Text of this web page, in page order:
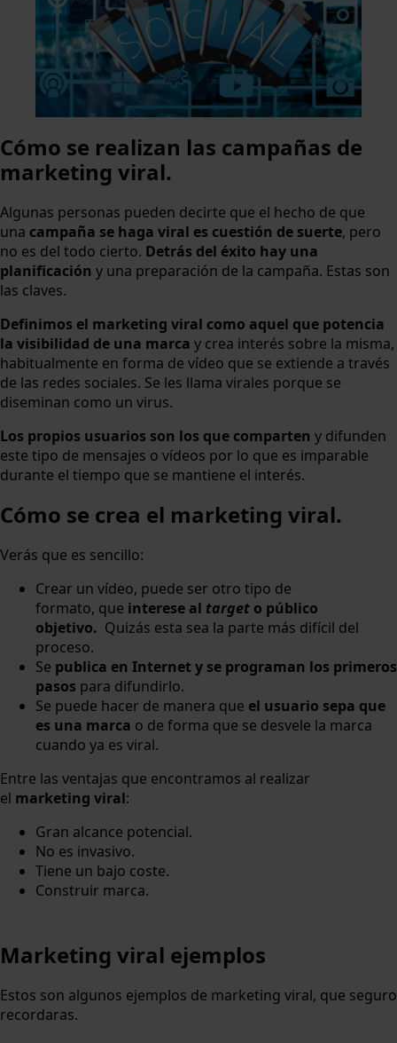
Cómo se realizan las campañas de
marketing viral.
Algunas personas pueden decirte que el hecho de que
una campaña se haga viral es cuestión de suerte, pero
no es del todo cierto. Detrás del éxito hay una
planificación y una preparación de la campaña. Estas son
las claves.
Definimos el marketing viral como aquel que potencia
la visibilidad de una marca y crea interés sobre la misma,
habitualmente en forma de vídeo que se extiende a través
de las redes sociales. Se les llama virales porque se
diseminan como un virus.
Los propios usuarios son los que comparten y difunden
este tipo de mensajes o vídeos por lo que es imparable
durante el tiempo que se mantiene el interés.
Cómo se crea el marketing viral.
Verás que es sencillo:
Crear un vídeo, puede ser otro tipo de
formato, que interese al target o público
objetivo. Quizás esta sea la parte más difícil del
proceso.
Se publica en Internet y se programan los primeros
pasos para difundirlo.
Se puede hacer de manera que el usuario sepa que
es una marca o de forma que se desvele la marca
cuando ya es viral.
Entre las ventajas que encontramos al realizar
el marketing viral:
Gran alcance potencial.
No es invasivo.
Tiene un bajo coste.
Construir marca.
Marketing viral ejemplos
Estos son algunos ejemplos de marketing viral, que seguro
recordaras.